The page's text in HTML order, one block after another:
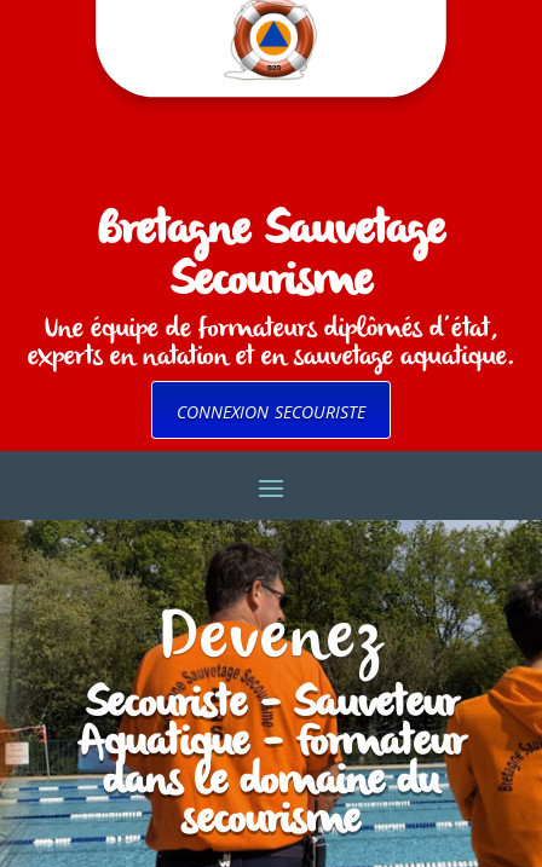
Bretagne Sauvetage
Secourisme
Une équipe de formateurs diplômés d’état,
experts en natation et en sauvetage aquatique.
connexion secouriste
Devenez
Secouriste – Sauveteur
Aquatique – Formateur
dans le domaine du
secourisme